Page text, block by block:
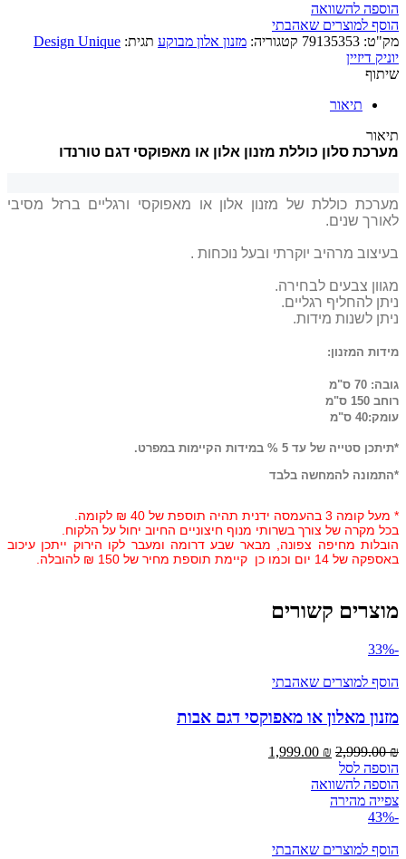
הוספה להשוואה
הוסף למוצרים שאהבתי
מק"ט: 79135353 קטגוריה: מזנון אלון מבוקע תגית: Design Unique
יוניק דיזיין
שיתוף
תיאור
תיאור
מערכת סלון כוללת מזנון אלון או מאפוקסי דגם טורנדו
מערכת כוללת של מזנון אלון או מאפוקסי ורגליים ברזל מסיבי
לאורך שנים.
בעיצוב מרהיב יוקרתי ובעל נוכחות .
מגוון צבעים לבחירה.
ניתן להחליף רגליים.
ניתן לשנות מידות.
מידות המזנון:
גובה: 70 ס"מ
רוחב 150 ס"מ
עומק:40 ס"מ
*תיתכן סטייה של עד 5 % במידות הקיימות במפרט.
*התמונה להמחשה בלבד
* מעל קומה 3 בהעמסה ידנית תהיה תוספת של 40 ₪ לקומה.
בכל מקרה של צורך בשרותי מנוף חיצוניים החיוב יחול על הלקוח.
הובלות מחיפה צפונה, מבאר שבע דרומה ומעבר לקו הירוק ייתכן עיכוב
באספקה של 14 יום וכמו כן קיימת תוספת מחיר של 150 ₪ להובלה.
מוצרים קשורים
-33%
הוסף למוצרים שאהבתי
מזנון מאלון או מאפוקסי דגם אבות
2,999.00₪
המחיר
היה:
2,999.00 ₪.
1,999.00 ₪
הוספה לסל
הוספה להשוואה
צפייה מהירה
-43%
הוסף למוצרים שאהבתי